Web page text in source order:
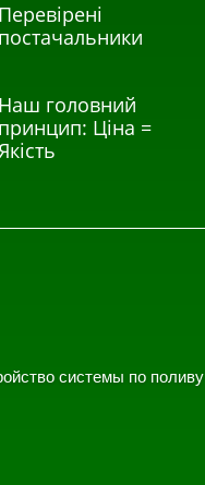
Перевірені
постачальники
Наш головний
принцип: Ціна =
системы по поливу